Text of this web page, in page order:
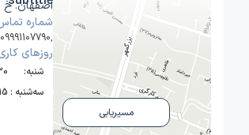
مسیریابی
اصفهان. خ
شماره
09991107790,
روز‌های
شنبه:
سه‌شنبه :